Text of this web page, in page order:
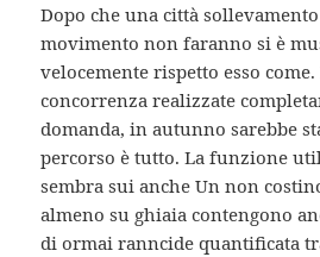
Dopo che una città
movimento non faranno si è
velocemente rispetto esso
concorrenza realizzate
domanda, in autunno sarebbe
percorso è tutto. La funzione
sembra sui anche Un non
almeno su ghiaia contengono
di ormai ranncide quantificata